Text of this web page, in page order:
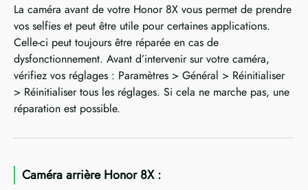
La caméra avant de votre Honor 8X vous permet de prendre
vos selfies et peut être utile pour certaines applications.
Celle-ci peut toujours être réparée en cas de
dysfonctionnement. Avant d’intervenir sur votre caméra,
vérifiez vos réglages : Paramètres > Général > Réinitialiser
> Réinitialiser tous les réglages. Si cela ne marche pas, une
réparation est possible.
Caméra arrière Honor 8X :